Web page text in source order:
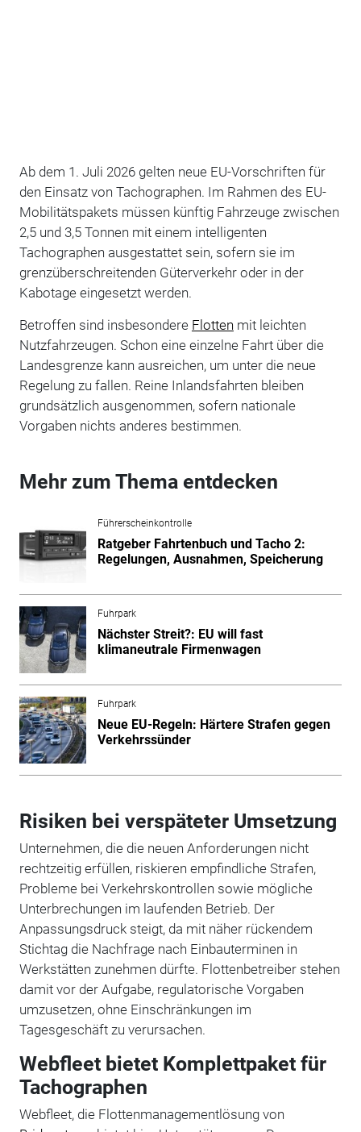
Ab dem 1. Juli 2026 gelten neue EU-Vorschriften für
den Einsatz von Tachographen. Im Rahmen des EU-
Mobilitätspakets müssen künftig Fahrzeuge zwischen
2,5 und 3,5 Tonnen mit einem intelligenten
Tachographen ausgestattet sein, sofern sie im
grenzüberschreitenden Güterverkehr oder in der
Kabotage eingesetzt werden.
Betroffen sind insbesondere Flotten mit leichten
Nutzfahrzeugen. Schon eine einzelne Fahrt über die
Landesgrenze kann ausreichen, um unter die neue
Regelung zu fallen. Reine Inlandsfahrten bleiben
grundsätzlich ausgenommen, sofern nationale
Vorgaben nichts anderes bestimmen.
Mehr zum Thema entdecken
Führerscheinkontrolle
Ratgeber Fahrtenbuch und Tacho 2:
Regelungen, Ausnahmen, Speicherung
Fuhrpark
Nächster Streit?: EU will fast
klimaneutrale Firmenwagen
Fuhrpark
Neue EU-Regeln: Härtere Strafen gegen
Verkehrssünder
Risiken bei verspäteter Umsetzung
Unternehmen, die die neuen Anforderungen nicht
rechtzeitig erfüllen, riskieren empfindliche Strafen,
Probleme bei Verkehrskontrollen sowie mögliche
Unterbrechungen im laufenden Betrieb. Der
Anpassungsdruck steigt, da mit näher rückendem
Stichtag die Nachfrage nach Einbauterminen in
Werkstätten zunehmen dürfte. Flottenbetreiber stehen
damit vor der Aufgabe, regulatorische Vorgaben
umzusetzen, ohne Einschränkungen im
Tagesgeschäft zu verursachen.
Webfleet bietet Komplettpaket für
Tachographen
Webfleet, die Flottenmanagementlösung von